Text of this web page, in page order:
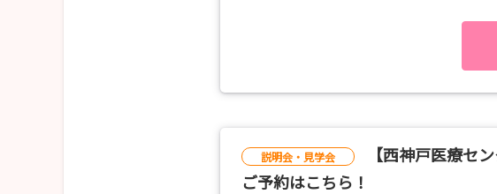
説明会・見学会
【西神戸医療セ
ご予約はこちら！